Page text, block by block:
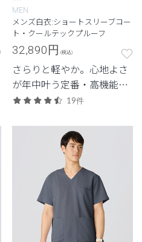
MEN
メンズ白衣:ショートスリーブコー
ト・クールテックプルーフ
32,890円 (税込)
さらりと軽やか。心地よさ
が年中叶う定番・高機能シ
リーズ。
19件